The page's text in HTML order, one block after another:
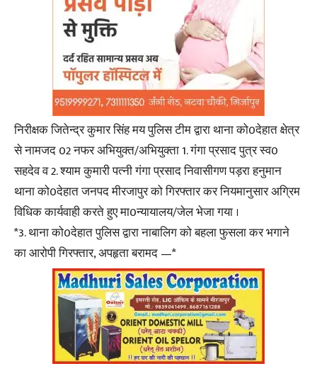
निरीक्षक जितेन्द्र कुमार सिंह मय पुलिस टीम द्वारा थाना को0देहात क्षेत्र
से नामजद 02 नफर अभियुक्त/अभियुक्ता 1. गंगा प्रसाद पुत्र स्व0
सहदेव व 2. श्याम कुमारी पत्नी गंगा प्रसाद निवासीगण पड़रा हनुमान
थाना को0देहात जनपद मीरजापुर को गिरफ्तार कर नियमानुसार अग्रिम
विधिक कार्यवाही करते हुए मा0न्यायालय/जेल भेजा गया ।
*3. थाना को0देहात पुलिस द्वारा नाबालिग को बहला फुसला कर भगाने
का आरोपी गिरफ्तार, अपहृता बरामद —*